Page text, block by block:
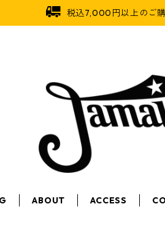
税込7,000円以上のご
ABOUT ACCESS